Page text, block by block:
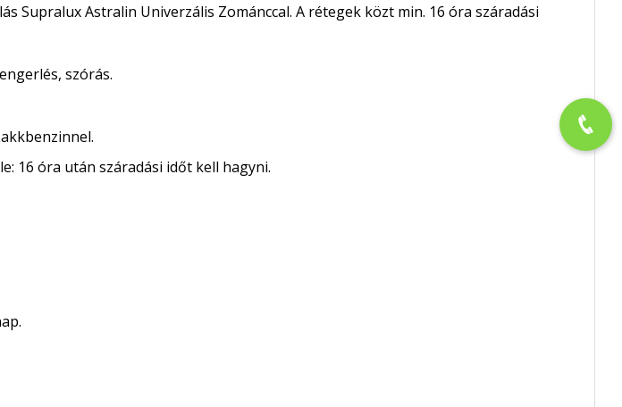
Supralux Astralin Univerzális Zománccal. A rétegek közt min. 16 óra száradási
szórás.
16 óra után száradási időt kell hagyni.